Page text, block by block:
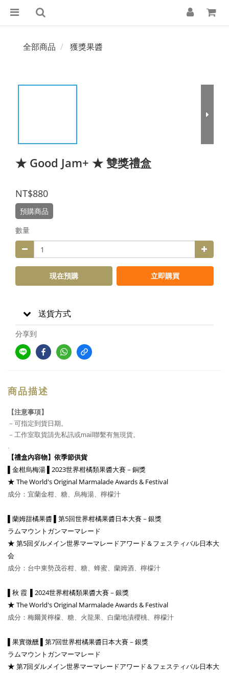
全部商品 獲獎果醬
★ Good Jam+ ★ 雙獎禮盒
NT$880
預購商品
數量
現在預購 立即購買
送貨方式
分享到
商品描述
【注意事項】
－ 可指定到貨日期。
－工作室取貨請先私訊或mail聯繫有無現貨。
.
【禮盒內容物】依季節供貨
▌金柑烏梅湯 ▌2023世界柑橘類果醬大賽－銅獎
★ The World's Original Marmalade Awards & Festival
成分：宜蘭金柑、糖、 烏梅湯、 檸檬汁
▌蘭姆甜橘果醬 ▌ 第5回世界柑橘果醬日本大賽－銀獎
ラムマウントガンマーマレード
★ 第5回ダルメイン世界マーマレードアワード＆フェスティバル日本大
会
成分：台中東勢茂谷柑、糖、蜂蜜、 蘭姆酒、 檸檬汁
▌秋 霞 ▌2024世界柑橘類果醬大賽－銀獎
★ The World's Original Marmalade Awards & Festival
成分：梅爾黃檸檬、糖、火龍果、白蘭地漬櫻桃、 檸檬汁
▌果實微醺 ▌ 第7回世界柑橘果醬日本大賽－銀獎
ラムマウントガンマーマレード
★ 第7回ダルメイン世界マーマレードアワード＆フェスティバル日本大